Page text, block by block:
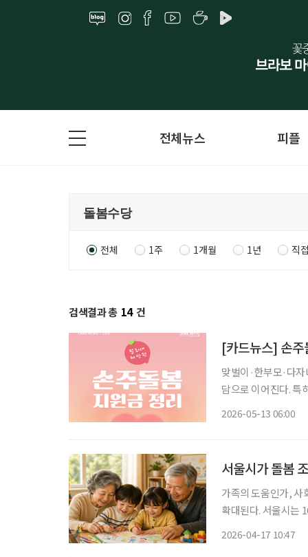
전체뉴스 피플
전체 1주 1개월 1년 직
검색결과 총 14 건
[카드뉴스] 손주
맞벌이·한부모·다
담으로 이어진다. 특
2026-05-13 06:00
서울시가 돌봄
가족의 도움인가, 사
확대된다. 서울시는
2026-04-17 10:47